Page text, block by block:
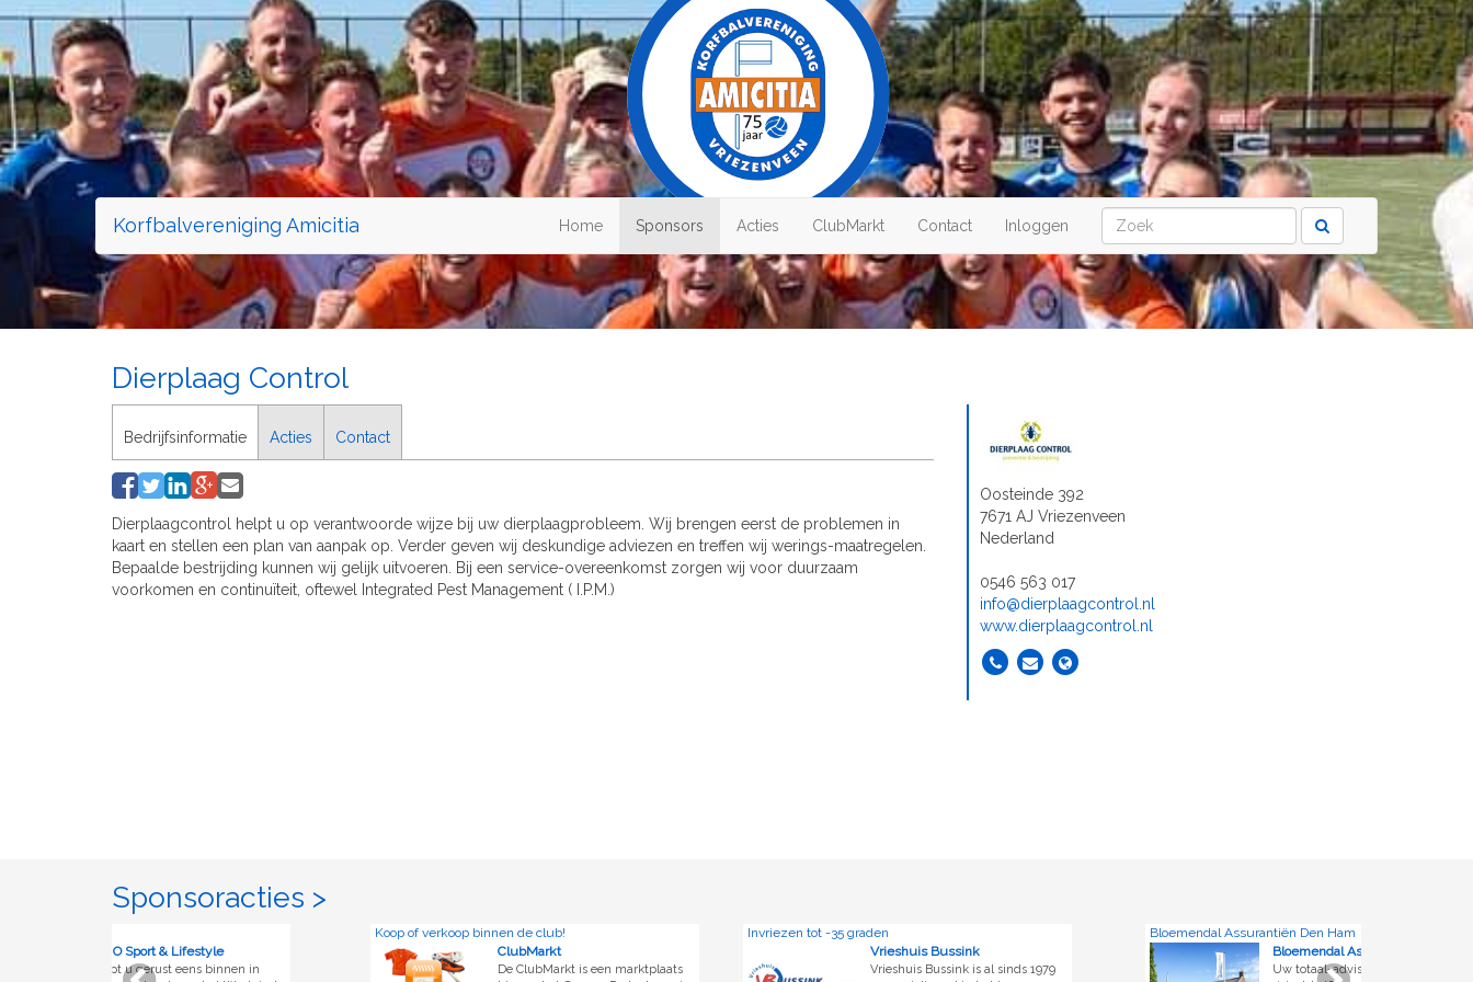
Korfbalvereniging Amicitia Home Sponsors Acties ClubMarkt Contact Inloggen
Dierplaag Control
Bedrijfsinformatie Acties Contact
Dierplaagcontrol helpt u op verantwoorde wijze bij uw dierplaagprobleem. Wij brengen eerst de problemen in
kaart en stellen een plan van aanpak op. Verder geven wij deskundige adviezen en treffen wij werings-maatregelen.
Bepaalde bestrijding kunnen wij gelijk uitvoeren. Bij een service-overeenkomst zorgen wij voor duurzaam
voorkomen en continuïteit, oftewel Integrated Pest Management ( I.P.M.)
Oosteinde 392
7671 AJ Vriezenveen
Nederland
0546 563 017
info@dierplaagcontrol.nl
www.dierplaagcontrol.nl
Sponsoracties >
gerust eens binnen in
Koop of verkoop binnen de club!
ClubMarkt
De ClubMarkt is een marktplaats
Invriezen tot -35 graden
Vrieshuis Bussink is al sinds 1979
Bloemendal Assurantiën Den Ham
Bloemendal Assurantiën
Uw totaal-adviseur voor alle